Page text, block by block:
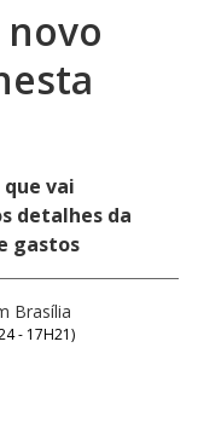
vai
detalhes da
gastos
Brasília
- 17H21)